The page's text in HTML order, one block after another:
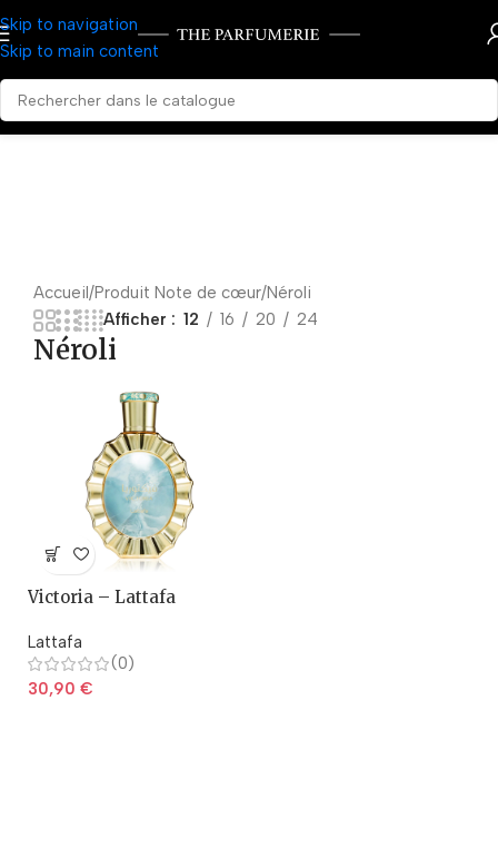
Skip to navigation
Skip to main content
Accueil Produit Note de cœur Néroli
Afficher
12 16 20 24
Néroli
Victoria – Lattafa
Lattafa
(0)
30,90 €